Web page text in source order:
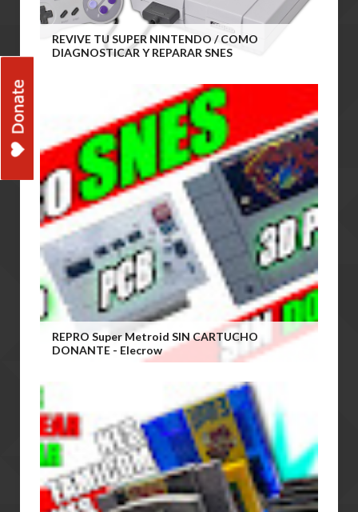
REVIVE TU SUPER NINTENDO / COMO
DIAGNOSTICAR Y REPARAR SNES
REPRO Super Metroid SIN CARTUCHO
DONANTE - Elecrow